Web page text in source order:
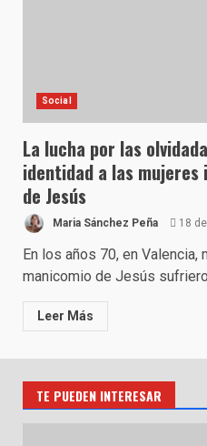
Social
La lucha por las
identidad a las
de Jesús
Maria Sánchez Peña 18
En los años 70, en Valencia,
manicomio de Jesús
Leer Más
TE PUEDEN INTERESAR